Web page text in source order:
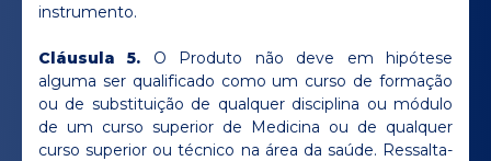
instrumento.
Cláusula 5. O Produto não deve em hipótese
alguma ser qualificado como um curso de formação
ou de substituição de qualquer disciplina ou módulo
de um curso superior de Medicina ou de qualquer
curso superior ou técnico na área da saúde. Ressalta-